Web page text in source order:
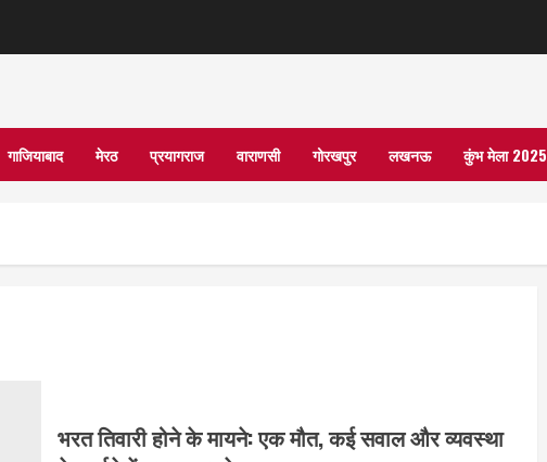
गाजियाबाद मेरठ प्रयागराज वाराणसी गोरखपुर लखनऊ कुंभ मेला 2025
भरत तिवारी होने के मायने: एक मौत, कई सवाल और व्यवस्था